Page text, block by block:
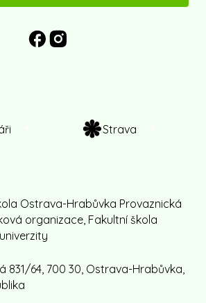
Strava
Ostrava-Hrabůvka Provaznická
organizace, Fakultní škola
831/64, 700 30, Ostrava-Hrabůvka,